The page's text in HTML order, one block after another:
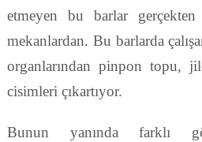
etmeyen bu barlar
mekanlardan. Bu barlarda
organlarından pinpon topu,
cisimleri çıkartıyor.
Bunun yanında farklı